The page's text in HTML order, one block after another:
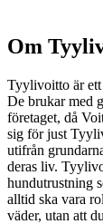
Om
Tyylivoitto är ett
De brukar med
företaget, då
sig för just
utifrån
deras liv.
hundutrustning
alltid ska vara
väder, utan att